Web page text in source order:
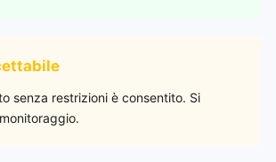
senza restrizioni è consentito. Si